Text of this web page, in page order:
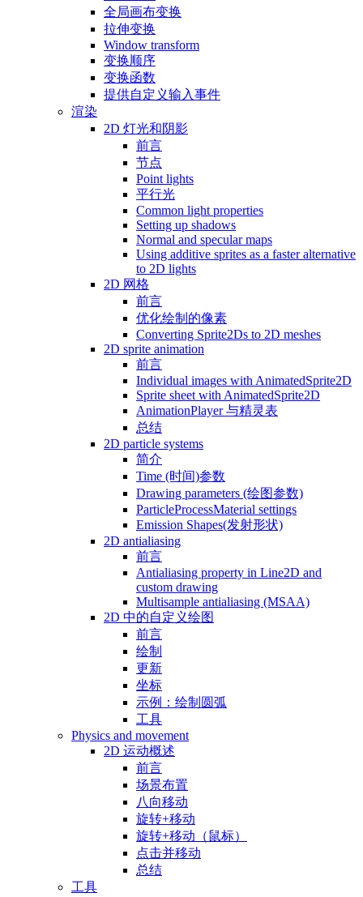
全局画布变换
拉伸变换
Window transform
变换顺序
变换函数
提供自定义输入事件
渲染
2D 灯光和阴影
前言
节点
Point lights
平行光
Common light properties
Setting up shadows
Normal and specular maps
Using additive sprites as a faster alternative
to 2D lights
2D 网格
前言
优化绘制的像素
Converting Sprite2Ds to 2D meshes
2D sprite animation
前言
Individual images with AnimatedSprite2D
Sprite sheet with AnimatedSprite2D
AnimationPlayer 与精灵表
总结
2D particle systems
简介
Time (时间)参数
Drawing parameters (绘图参数)
ParticleProcessMaterial settings
Emission Shapes(发射形状)
2D antialiasing
前言
Antialiasing property in Line2D and
custom drawing
Multisample antialiasing (MSAA)
2D 中的自定义绘图
前言
绘制
更新
坐标
示例：绘制圆弧
工具
Physics and movement
2D 运动概述
前言
场景布置
八向移动
旋转+移动
旋转+移动（鼠标）
点击并移动
总结
工具